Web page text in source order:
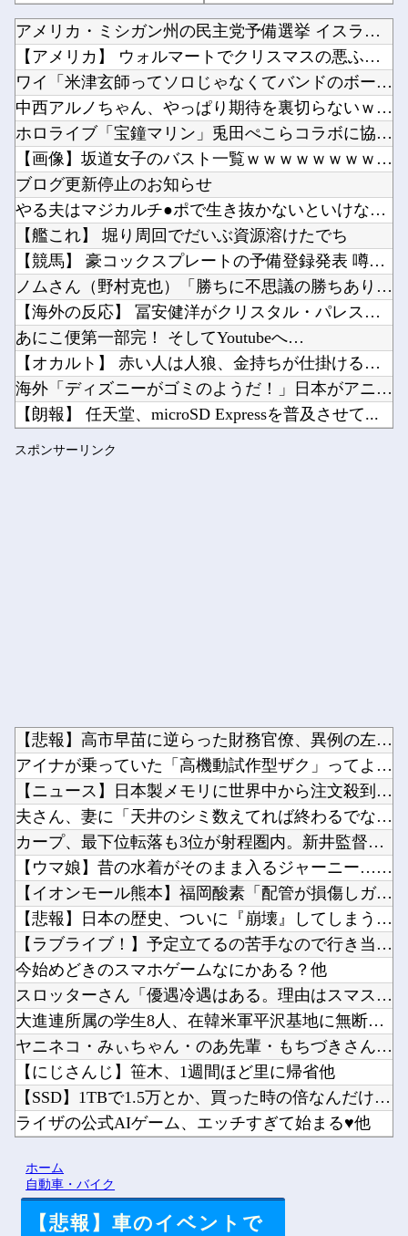
【朗報】 任天堂、microSD Expressを普及させてしまう…
10代美少女の ”初めての女性器脱毛” 動画、エ□すぎて1000万再生される・・・
【悲報】 国土交通省さん気が狂ってしまうｗｗｗｗｗｗ
Powered by livedoor 相互RSS
【にじさんじ】笹木、1週間ほど里に帰省他
近畿大学准教授、苦言「みいちゃん呼びが揶揄する言葉として使われ、当事者から具体的な苦痛が訴...
北朝鮮がロシアに弾道ミサイル40発供与、ミサイル部隊90人派遣開始…さらに80発見通し！他
【ウマ娘】（悲報）ナイスネイチャ、討ち取られる他
【SSD】1TBで1.5万とか、買った時の倍なんだけど今だと買い増してしまいそうで怖い他
ライザの公式AIゲーム、エッチすぎて始まる♥他
「Linuxで十分じゃね…？」世界が気付き始める Linuxの市場シェアが初めて10%超え...
Vチューバーに最近ある変化が起きつつある他
Powered by livedoor 相互RSS
アメリカ・ミシガン州の民主党予備選挙 イスラム教徒の“急進左...
【アメリカ】 ウォルマートでクリスマスの悪ふざけが騒動に サ...
ワイ「米津玄師ってソロじゃなくてバンドのボーカルならよかった...
中西アルノちゃん、やっぱり期待を裏切らないｗ【乃木坂46】
ホロライブ「宝鐘マリン」兎田ぺこらコラボに協力！ホロ夏アモア...
【画像】坂道女子のバスト一覧ｗｗｗｗｗｗｗｗｗｗｗｗwｗｗ...
ブログ更新停止のお知らせ
やる夫はマジカルチ●ポで生き抜かないといけないようです 小話...
【艦これ】 堀り周回でだいぶ資源溶けたでち
【競馬】 豪コックスプレートの予備登録発表 噂のあったカラン...
ノムさん（野村克也）「勝ちに不思議の勝ちあり。負けに不思議の...
【海外の反応】 冨安健洋がクリスタル・パレス加入へ「アーセナ...
あにこ便第一部完！ そしてYoutubeへ…
【オカルト】 赤い人は人狼、金持ちが仕掛ける「気づかせ遊び」...
海外「ディズニーがゴミのようだ！」日本がアニメ化した米人気S...
【朗報】 任天堂、microSD Expressを普及させて...
スポンサーリンク
【悲報】高市早苗に逆らった財務官僚、異例の左遷ｗｗｗｗｗｗｗ...
アイナが乗っていた「高機動試作型ザク」ってよく考えると時系列...
【ニュース】日本製メモリに世界中から注文殺到！！！ １兆５０...
夫さん、妻に「天井のシミ数えてれば終わるでな」と押し倒されて...
カープ、最下位転落も3位が射程圏内。新井監督「特別な日の試合...
【ウマ娘】昔の水着がそのまま入るジャーニー…まるで成長してい...
【イオンモール熊本】福岡酸素「配管が損傷しガス漏れ、着火した...
【悲報】日本の歴史、ついに『崩壊』してしまう・・・・・他
【ラブライブ！】予定立てるの苦手なので行き当たりばったりの旅...
今始めどきのスマホゲームなにかある？他
スロッターさん「優遇冷遇はある。理由はスマスロだから、これだ...
大進連所属の学生8人、在韓米軍平沢基地に無断侵入…米軍により...
ヤニネコ・みぃちゃん・のあ先輩・もちづきさん「結婚してくださ...
【にじさんじ】笹木、1週間ほど里に帰省他
【SSD】1TBで1.5万とか、買った時の倍なんだけど今だと...
ライザの公式AIゲーム、エッチすぎて始まる♥他
ホーム
自動車・バイク
【悲報】車のイベントで